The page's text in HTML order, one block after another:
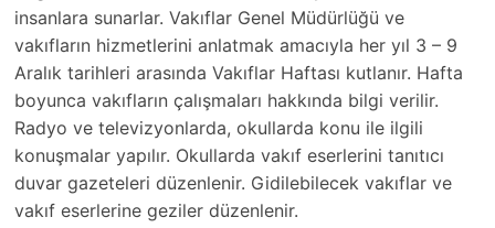
insanlara sunarlar. Vakıflar Genel Müdürlüğü ve
vakıfların hizmetlerini anlatmak amacıyla her yıl 3 – 9
Aralık tarihleri arasında Vakıflar Haftası kutlanır. Hafta
boyunca vakıfların çalışmaları hakkında bilgi verilir.
Radyo ve televizyonlarda, okullarda konu ile ilgili
konuşmalar yapılır. Okullarda vakıf eserlerini tanıtıcı
duvar gazeteleri düzenlenir. Gidilebilecek vakıflar ve
vakıf eserlerine geziler düzenlenir.